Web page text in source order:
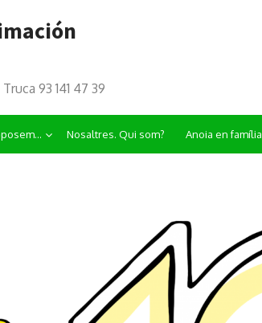
93 141 47 39
Nosaltres. Qui som? Anoia en família